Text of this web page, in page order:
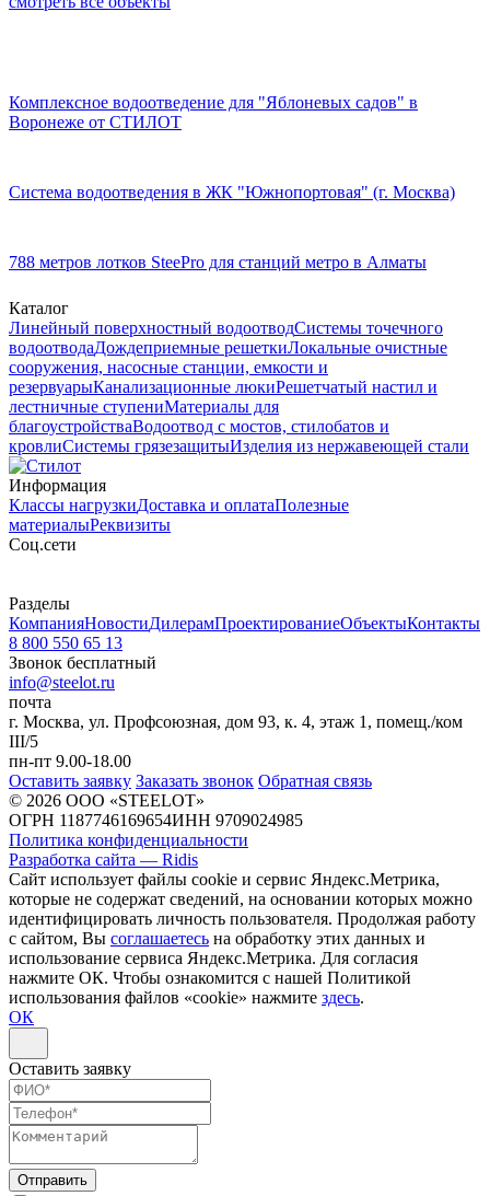
Комплексное водоотведение для "Яблоневых садов" в
Воронеже от СТИЛОТ
Система водоотведения в ЖК "Южнопортовая" (г. Москва)
788 метров лотков SteePro для станций метро в Алматы
Каталог
Линейный поверхностный водоотводСистемы точечного
водоотводаДождеприемные решеткиЛокальные очистные
сооружения, насосные станции, емкости и
резервуарыКанализационные люкиРешетчатый настил и
лестничные ступениМатериалы для
благоустройстваВодоотвод с мостов, стилобатов и
кровлиСистемы грязезащитыИзделия из нержавеющей стали
Информация
Классы нагрузкиДоставка и оплатаПолезные
материалыРеквизиты
Cоц.сети
Разделы
КомпанияНовостиДилерамПроектированиеОбъектыКонтакты
8 800 550 65 13
Звонок бесплатный
info@steelot.ru
почта
г. Москва, ул. Профсоюзная, дом 93, к. 4, этаж 1, помещ./ком
III/5
пн-пт 9.00-18.00
Оставить заявку Заказать звонок Обратная связь
© 2026 ООО «STEELOT»
ОГРН 1187746169654ИНН 9709024985
Политика конфиденциальности
Разработка сайта — Ridis
Сайт использует файлы cookie и сервис Яндекс.Метрика,
которые не содержат сведений, на основании которых можно
идентифицировать личность пользователя. Продолжая работу
с сайтом, Вы соглашаетесь на обработку этих данных и
использование сервиса Яндекс.Метрика. Для согласия
нажмите ОК. Чтобы ознакомится с нашей Политикой
использования файлов «cookie» нажмите здесь.
ОК
Оставить заявку
Отправить